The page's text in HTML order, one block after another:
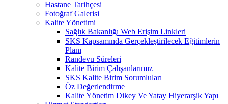
Hastane Tarihçesi
Fotoğraf Galerisi
Kalite Yönetimi
Sağlık Bakanlığı Web Erişim Linkleri
SKS Kapsamında Gerçekleştirilecek Eğitimlerin
Planı
Randevu Süreleri
Kalite Birim Çalışanlarımız
SKS Kalite Birim Sorumluları
Öz Değerlendirme
Kalite Yönetim Dikey Ve Yatay Hiyerarşik Yapı